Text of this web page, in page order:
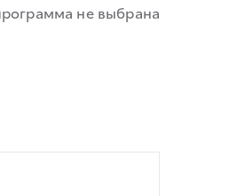
не выбрана